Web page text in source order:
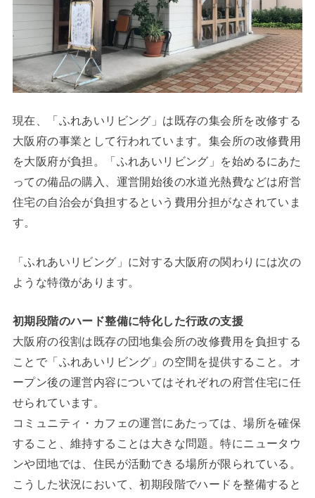
現在、「ふれあいリビング」は既存の集会所を改修する
大阪府の事業として行われています。集会所の改修費用
を大阪府が負担。「ふれあいリビング」を始めるにあた
っての備品の購入、運営開始後の水道光熱費などは府営
住宅の自治会が負担するという費用分担がなされていま
す。
「ふれあいリビング」に対する大阪府の関わりには次の
ような特徴があります。
初期段階のハード整備に特化した行政の支援
大阪府の役割は既存の団地集会所の改修費用を負担する
ことで「ふれあいリビング」の空間を提供すること。オ
ープン後の運営内容についてはそれぞれの府営住宅に任
せられています。
コミュニティ・カフェの運営にあたっては、場所を確保
すること、維持することは大きな問題。特にニュータウ
ンや団地では、住民が活動できる場所が限られている。
こうした状況において、初期段階でハードを整備すると